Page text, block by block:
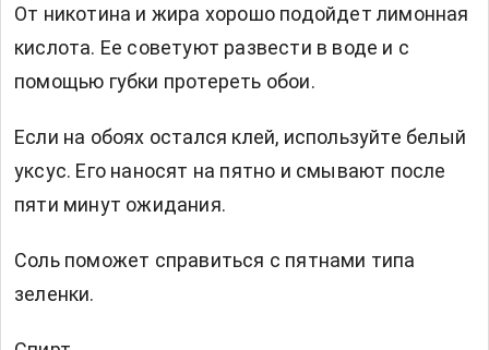
От никотина и жира хорошо подойдет лимонная
кислота. Ее советуют развести в воде и с
помощью губки протереть обои.
Если на обоях остался клей, используйте белый
уксус. Его наносят на пятно и смывают после
пяти минут ожидания.
Соль поможет справиться с пятнами типа
зеленки.